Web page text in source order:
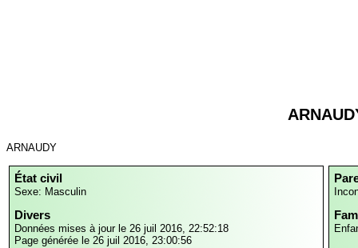
ARNAUDY
État civil
Sexe: Masculin
Divers
Données mises à jour le 26 juil 2016, 22:52:18
Page générée le 26 juil 2016, 23:00:56